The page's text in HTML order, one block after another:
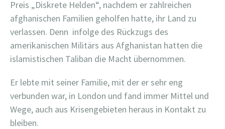
Preis „Diskrete Helden“, nachdem er zahlreichen
afghanischen Familien geholfen hatte, ihr Land zu
verlassen. Denn infolge des Rückzugs des
amerikanischen Militärs aus Afghanistan hatten die
islamistischen Taliban die Macht übernommen.
Er lebte mit seiner Familie, mit der er sehr eng
verbunden war, in London und fand immer Mittel und
Wege, auch aus Krisengebieten heraus in Kontakt zu
bleiben.